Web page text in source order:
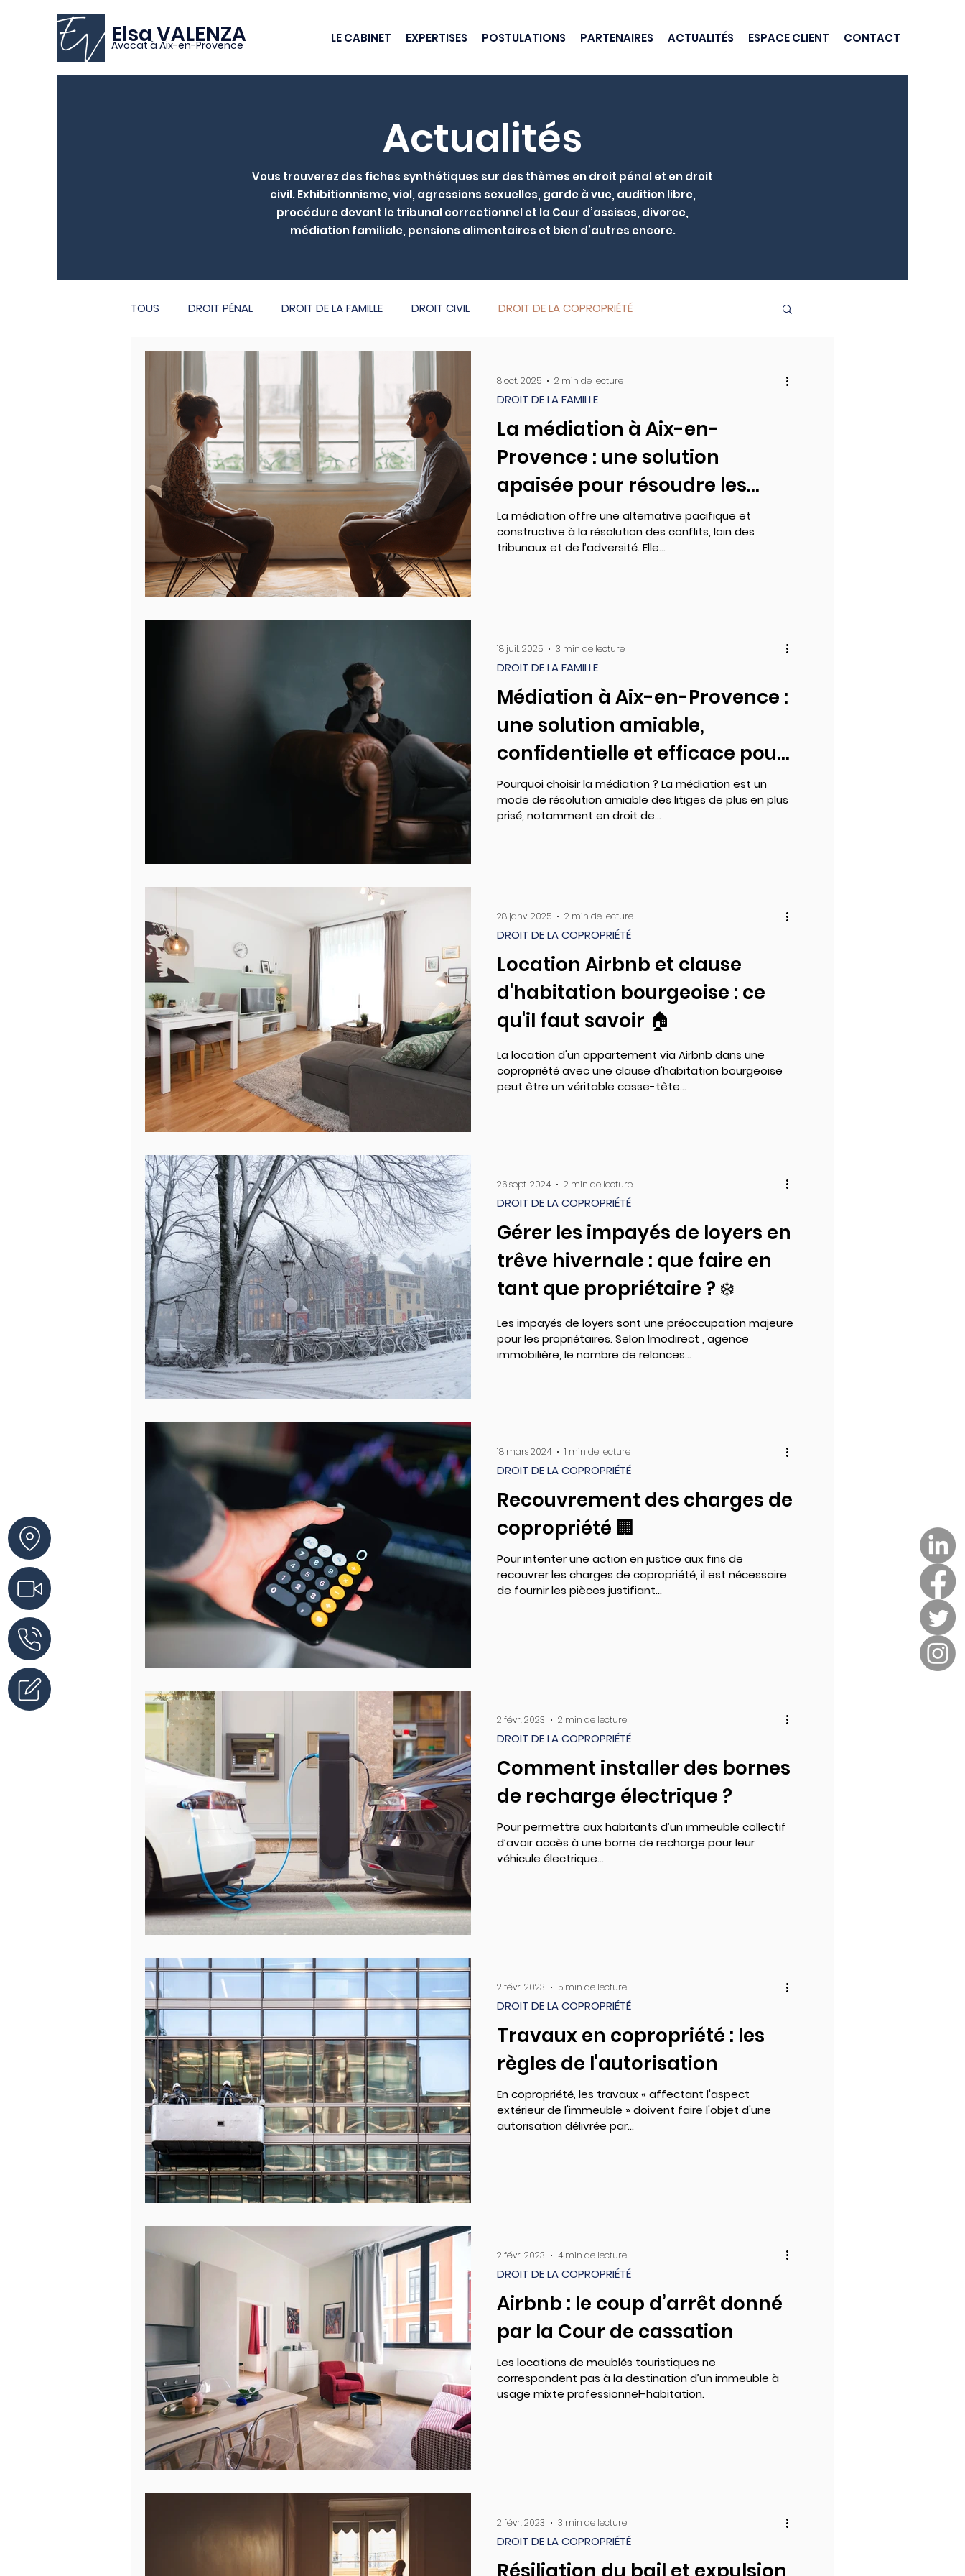
Elsa VALENZA
Avocat à Aix-en-Provence LE CABINET EXPERTISES POSTULATIONS PARTENAIRES ACTUALITÉS ESPACE CLIENT CONTACT
Actualités
Vous trouverez des fiches synthétiques sur des thèmes en droit pénal et en droit
civil. Exhibitionnisme, viol, agressions sexuelles, garde à vue, audition libre,
procédure devant le tribunal correctionnel et la Cour d’assises, divorce,
médiation familiale, pensions alimentaires et bien d’autres encore.
TOUS DROIT PÉNAL DROIT DE LA FAMILLE DROIT CIVIL DROIT DE LA COPROPRIÉTÉ
La médiation à Aix-en-
Provence : une solution
apaisée pour résoudre les
conflits
La médiation offre une alternative pacifique et
constructive à la résolution des conflits, loin des
tribunaux et de l’adversité. Elle...
DROIT DE LA FAMILLE
8 oct. 2025 2 min de lecture
Médiation à Aix-en-Provence :
une solution amiable,
confidentielle et efficace pour
résoudre les conflits
Pourquoi choisir la médiation ? La médiation est un
mode de résolution amiable des litiges de plus en plus
prisé, notamment en droit de...
DROIT DE LA FAMILLE
18 juil. 2025 3 min de lecture
Location Airbnb et clause
d'habitation bourgeoise : ce
qu'il faut savoir 🏠
La location d'un appartement via Airbnb dans une
copropriété avec une clause d'habitation bourgeoise
peut être un véritable casse-tête...
DROIT DE LA COPROPRIÉTÉ
28 janv. 2025 2 min de lecture
Gérer les impayés de loyers en
trêve hivernale : que faire en
tant que propriétaire ? ❄️
Les impayés de loyers sont une préoccupation majeure
pour les propriétaires. Selon Imodirect , agence
immobilière, le nombre de relances...
DROIT DE LA COPROPRIÉTÉ
26 sept. 2024 2 min de lecture
Recouvrement des charges de
copropriété 🏢
Pour intenter une action en justice aux fins de
recouvrer les charges de copropriété, il est nécessaire
de fournir les pièces justifiant...
DROIT DE LA COPROPRIÉTÉ
18 mars 2024 1 min de lecture
Comment installer des bornes
de recharge électrique ?
Pour permettre aux habitants d’un immeuble collectif
d’avoir accès à une borne de recharge pour leur
véhicule électrique...
DROIT DE LA COPROPRIÉTÉ
2 févr. 2023 2 min de lecture
Travaux en copropriété : les
règles de l'autorisation
En copropriété, les travaux « affectant l'aspect
extérieur de l'immeuble » doivent faire l'objet d'une
autorisation délivrée par...
DROIT DE LA COPROPRIÉTÉ
2 févr. 2023 5 min de lecture
Airbnb : le coup d’arrêt donné
par la Cour de cassation
Les locations de meublés touristiques ne
correspondent pas à la destination d’un immeuble à
usage mixte professionnel-habitation.
DROIT DE LA COPROPRIÉTÉ
2 févr. 2023 4 min de lecture
DROIT DE LA COPROPRIÉTÉ
2 févr. 2023 3 min de lecture